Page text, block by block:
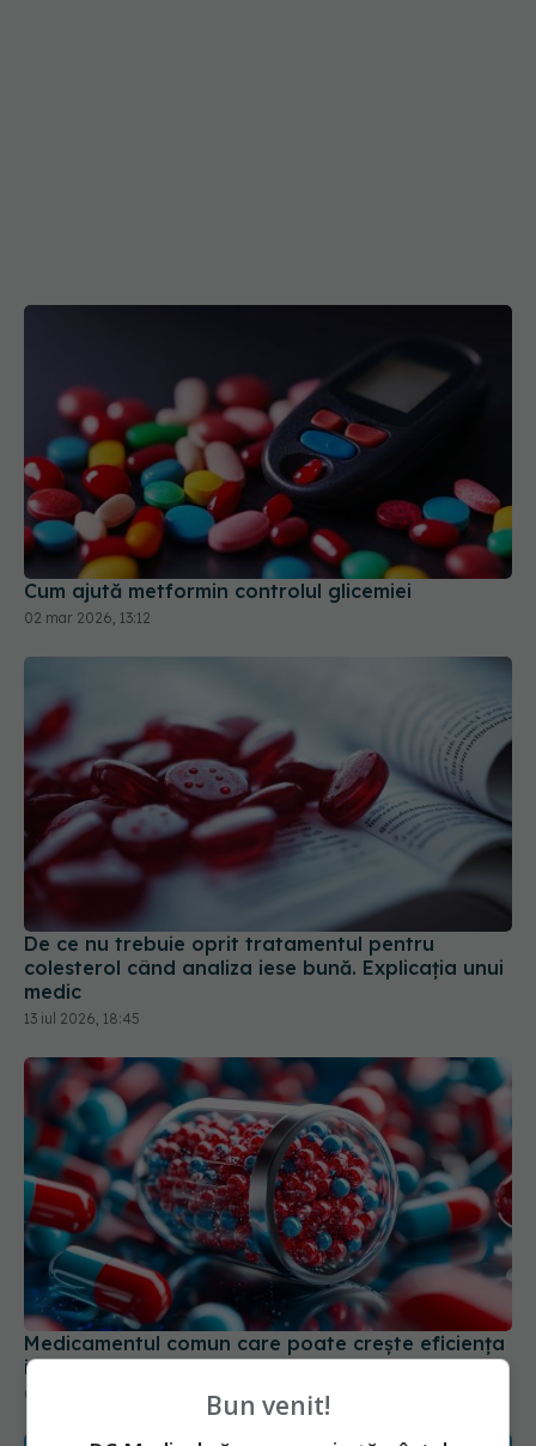
Cum ajută metformin controlul glicemiei
02 mar 2026, 13:12
De ce nu trebuie oprit tratamentul pentru
colesterol când analiza iese bună. Explicația unui
medic
13 iul 2026, 18:45
Medicamentul comun care poate crește eficiența
imunoterapiei în cancer
05 mar 2026, 09:38 Bun venit!